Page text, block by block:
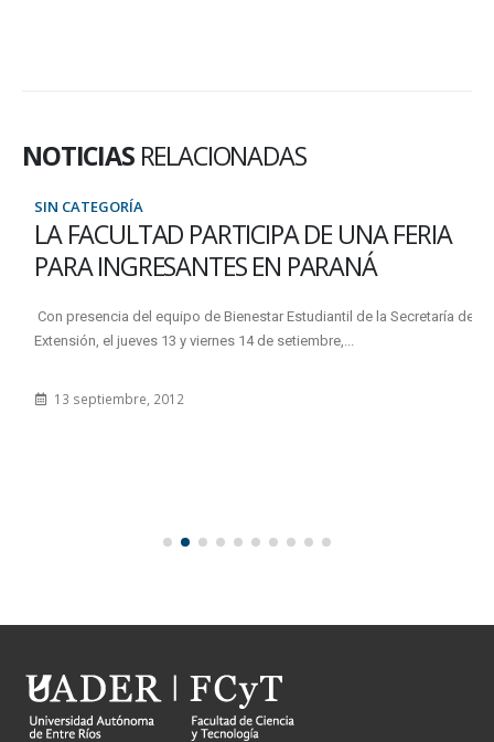
NOTICIAS RELACIONADAS
SIN CATEGORÍA
LA FACULTAD PARTICIPA DE UNA FERIA
PARA INGRESANTES EN PARANÁ
Con presencia del equipo de Bienestar Estudiantil de la Secretaría de
Extensión, el jueves 13 y viernes 14 de setiembre,...
13 septiembre, 2012